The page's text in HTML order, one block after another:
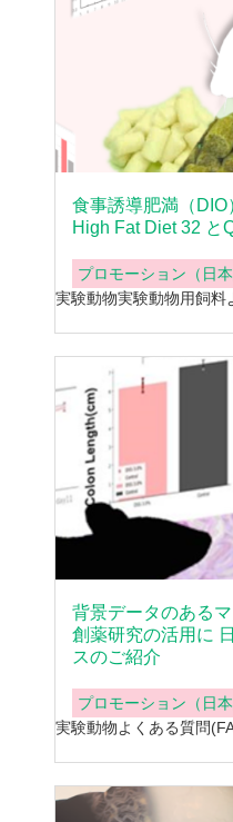
食事誘導肥満（DIO
High Fat Diet 32 と
プロモーション（日本
実験動物実験動物用飼料
背景データのある
創薬研究の活用に
スのご紹介
プロモーション（日本
実験動物よくある質問